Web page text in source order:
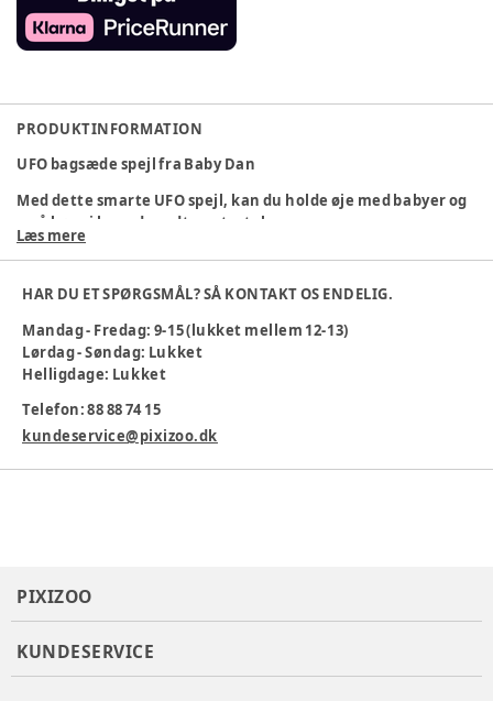
PRODUKTINFORMATION
UFO bagsæde spejl fra Baby Dan
Med dette smarte UFO spejl, kan du holde øje med babyer og
små børn i bagudvendte autostole.
Den giver 360° udsyn, er let at montere sikkert på
nakkestøtten og kan justeres.
Farve: Sort
Specifikationer
UFO bagsæde spejl fra Baby Dan
Kan justeres.
Læs mere
HAR DU ET SPØRGSMÅL? SÅ KONTAKT OS ENDELIG.
Mandag - Fredag: 9-15 (lukket mellem 12-13)
Lørdag - Søndag: Lukket
Helligdage: Lukket
Telefon: 88 88 74 15
kundeservice@pixizoo.dk
PIXIZOO
KUNDESERVICE